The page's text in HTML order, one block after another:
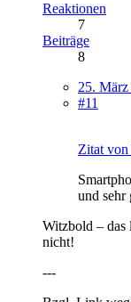
Reaktionen
7
Beiträge
8
25.
#11
Zitat
und sehr
Witzbold – das
nicht!
---